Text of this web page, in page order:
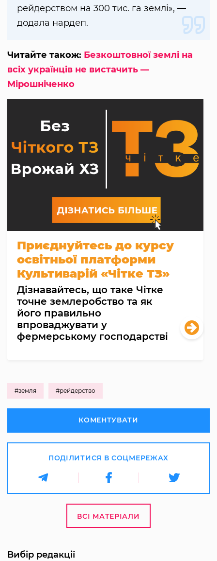
рейдерством на 300 тис. га землі», —
додала нардеп.
Читайте також: Безкоштовної землі на
всіх українців не вистачить —
Мірошніченко
Приєднуйтесь до курсу
освітньої платформи
Культиварій «Чітке ТЗ»
Дізнавайтесь, що таке Чітке
точне землеробство та як
його правильно
впроваджувати у
фермерському господарстві
#земля #рейдерство
КОМЕНТУВАТИ
ПОДІЛИТИСЯ В СОЦМЕРЕЖАХ
ВСІ МАТЕРІАЛИ
Вибір редакції